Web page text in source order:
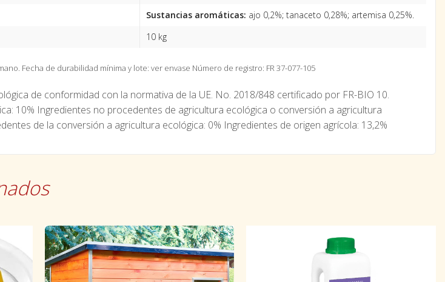
Sustancias aromáticas: ajo 0,2%; tanaceto 0,28%; artemisa 0,25%.
10 kg
Fecha de durabilidad mínima y lote: ver envase Número de registro: FR 37-077-105
de conformidad con la normativa de la UE. No. 2018/848 certificado por FR-BIO 10.
10% Ingredientes no procedentes de agricultura ecológica o conversión a agricultura
de la conversión a agricultura ecológica: 0% Ingredientes de origen agrícola: 13,2%